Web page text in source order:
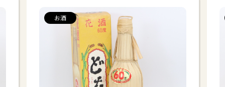
お酒